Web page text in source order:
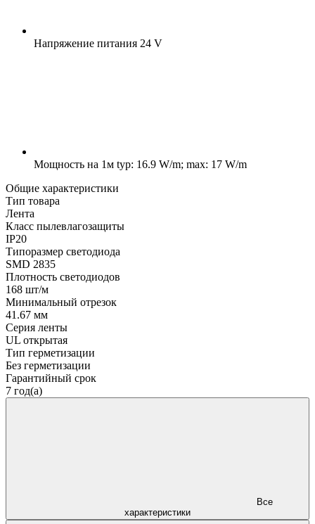
Напряжение питания 24 V
Мощность на 1м typ: 16.9 W/m; max: 17 W/m
Общие характеристики
Тип товара
Лента
Класс пылевлагозащиты
IP20
Типоразмер светодиода
SMD 2835
Плотность светодиодов
168 шт/м
Минимальный отрезок
41.67 мм
Серия ленты
UL открытая
Тип герметизации
Без герметизации
Гарантийный срок
7 год(а)
характеристики